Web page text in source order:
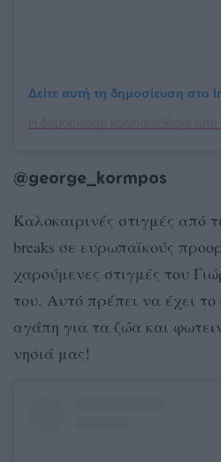
Δείτε αυτή τη δημοσίευση στο
@george_kormpos
Καλοκαιρινές στιγμές από
breaks σε ευρωπαϊκούς
χαρούμενες στιγμές του
του. Αυτό πρέπει να έχει
αγάπη για τα ζώα και
νησιά μας!